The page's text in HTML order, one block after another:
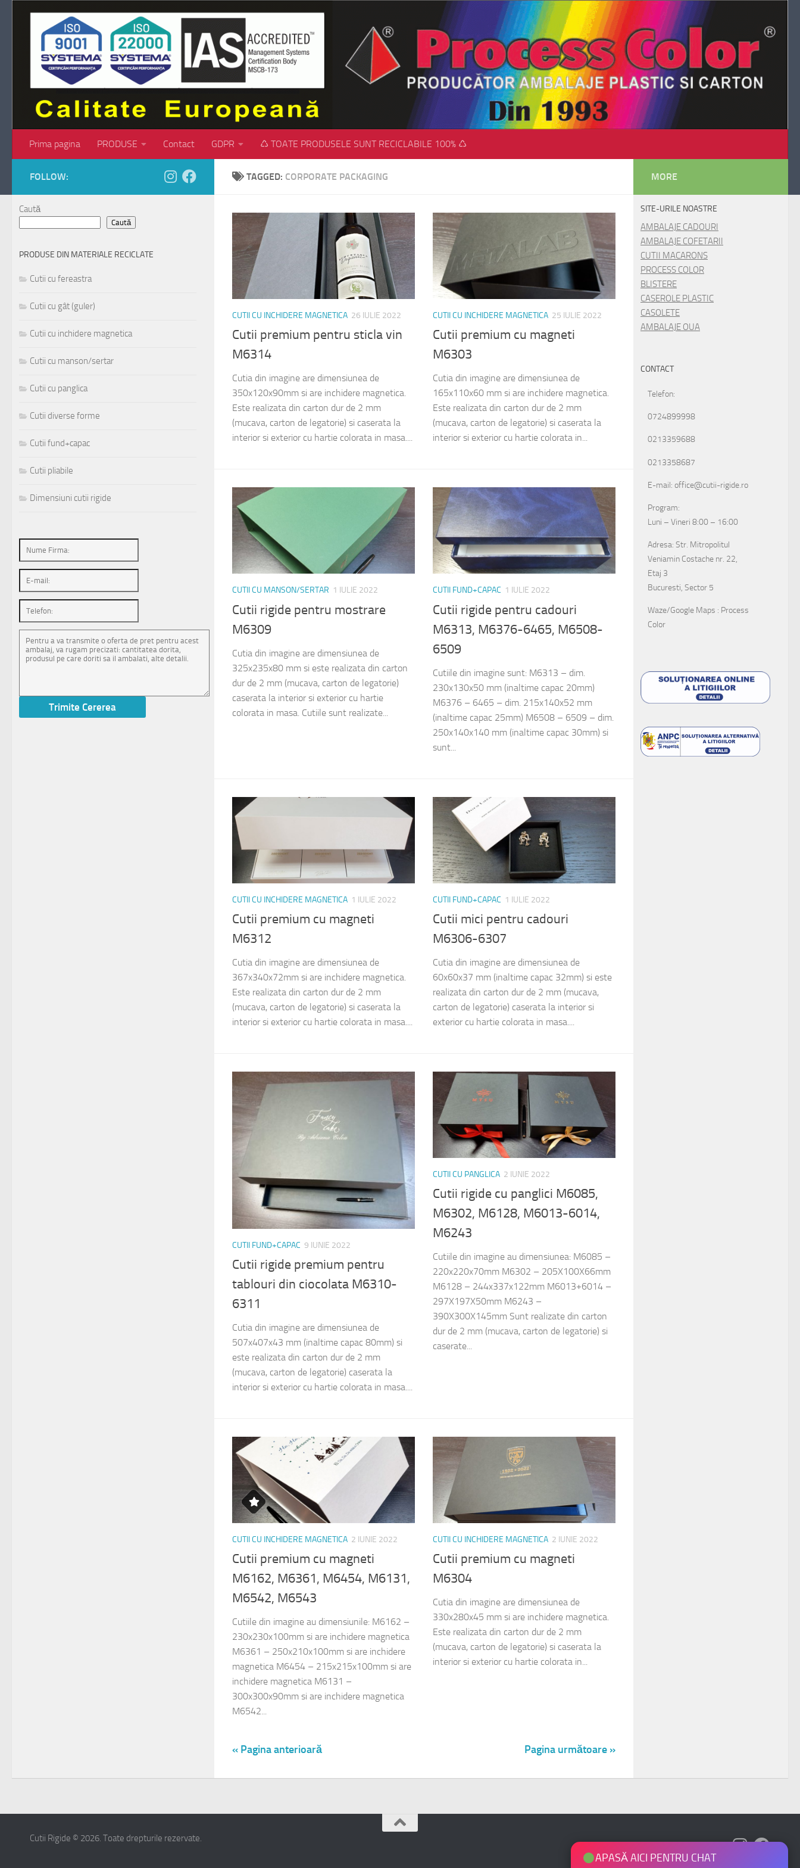
Skip to content
Prima pagina PRODUSE Contact GDPR ♺ TOATE PRODUSELE SUNT RECICLABILE 100% ♺
TAGGED: CORPORATE PACKAGING
CUTII CU INCHIDERE MAGNETICA 26 IULIE 2022
Cutii premium pentru sticla vin
M6314
Cutia din imagine are dimensiunea de
350x120x90mm si are inchidere magnetica.
Este realizata din carton dur de 2 mm
(mucava, carton de legatorie) si caserata la
interior si exterior cu hartie colorata in masa....
CUTII CU INCHIDERE MAGNETICA 25 IULIE 2022
Cutii premium cu magneti
M6303
Cutia din imagine are dimensiunea de
165x110x60 mm si are inchidere magnetica.
Este realizata din carton dur de 2 mm
(mucava, carton de legatorie) si caserata la
interior si exterior cu hartie colorata in...
CUTII CU MANSON/SERTAR 1 IULIE 2022
Cutii rigide pentru mostrare
M6309
Cutia din imagine are dimensiunea de
325x235x80 mm si este realizata din carton
dur de 2 mm (mucava, carton de legatorie)
caserata la interior si exterior cu hartie
colorata in masa. Cutiile sunt realizate...
CUTII FUND+CAPAC 1 IULIE 2022
Cutii rigide pentru cadouri
M6313, M6376-6465, M6508-
6509
Cutiile din imagine sunt: M6313 – dim.
230x130x50 mm (inaltime capac 20mm)
M6376 – 6465 – dim. 215x140x52 mm
(inaltime capac 25mm) M6508 – 6509 – dim.
250x140x140 mm (inaltime capac 30mm) si
sunt...
CUTII CU INCHIDERE MAGNETICA 1 IULIE 2022
Cutii premium cu magneti
M6312
Cutia din imagine are dimensiunea de
367x340x72mm si are inchidere magnetica.
Este realizata din carton dur de 2 mm
(mucava, carton de legatorie) si caserata la
interior si exterior cu hartie colorata in masa....
CUTII FUND+CAPAC 1 IULIE 2022
Cutii mici pentru cadouri
M6306-6307
Cutia din imagine are dimensiunea de
60x60x37 mm (inaltime capac 32mm) si este
realizata din carton dur de 2 mm (mucava,
carton de legatorie) caserata la interior si
exterior cu hartie colorata in masa....
CUTII FUND+CAPAC 9 IUNIE 2022
Cutii rigide premium pentru
tablouri din ciocolata M6310-
6311
Cutia din imagine are dimensiunea de
507x407x43 mm (inaltime capac 80mm) si
este realizata din carton dur de 2 mm
(mucava, carton de legatorie) caserata la
interior si exterior cu hartie colorata in masa....
CUTII CU PANGLICA 2 IUNIE 2022
Cutii rigide cu panglici M6085,
M6302, M6128, M6013-6014,
M6243
Cutiile din imagine au dimensiunea: M6085 –
220x220x70mm M6302 – 205X100X66mm
M6128 – 244x337x122mm M6013+6014 –
297X197X50mm M6243 –
390X300X145mm Sunt realizate din carton
dur de 2 mm (mucava, carton de legatorie) si
caserate...
CUTII CU INCHIDERE MAGNETICA 2 IUNIE 2022
Cutii premium cu magneti
M6162, M6361, M6454, M6131,
M6542, M6543
Cutiile din imagine au dimensiunile: M6162 –
230x230x100mm si are inchidere magnetica
M6361 – 250x210x100mm si are inchidere
magnetica M6454 – 215x215x100mm si are
inchidere magnetica M6131 –
300x300x90mm si are inchidere magnetica
M6542...
CUTII CU INCHIDERE MAGNETICA 2 IUNIE 2022
Cutii premium cu magneti
M6304
Cutia din imagine are dimensiunea de
330x280x45 mm si are inchidere magnetica.
Este realizata din carton dur de 2 mm
(mucava, carton de legatorie) si caserata la
interior si exterior cu hartie colorata in...
« Pagina anterioară Pagina următoare »
FOLLOW:
Caută
Caută
PRODUSE DIN MATERIALE RECICLATE
Cutii cu fereastra
Cutii cu gât (guler)
Cutii cu inchidere magnetica
Cutii cu manson/sertar
Cutii cu panglica
Cutii diverse forme
Cutii fund+capac
Cutii pliabile
Dimensiuni cutii rigide
MORE
SITE-URILE NOASTRE
AMBALAJE CADOURI
AMBALAJE COFETARII
CUTII MACARONS
PROCESS COLOR
BLISTERE
CASEROLE PLASTIC
CASOLETE
AMBALAJE OUA
CONTACT
Telefon:
0724899998
0213359688
0213358687
E-mail: office@cutii-rigide.ro
Program:
Luni – Vineri 8:00 – 16:00
Adresa: Str. Mitropolitul
Veniamin Costache nr. 22,
Etaj 3
Bucuresti, Sector 5
Waze/Google Maps : Process
Color
Cutii Rigide © 2026. Toate drepturile rezervate.
APASĂ AICI PENTRU CHAT